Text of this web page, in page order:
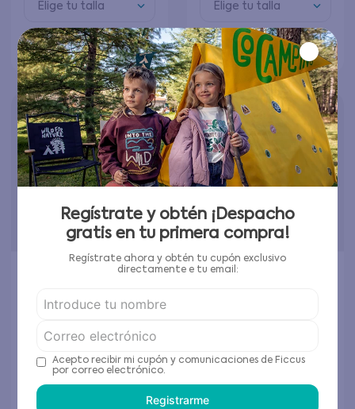
Elige tu talla
Agregar al carrito
Elige tu talla
Agregar al carrito
Pantalón buzo Niña
Elige tu talla Elige tu talla
Regístrate y obtén ¡Despacho
gratis en tu primera compra!
Regístrate ahora y obtén tu cupón exclusivo
directamente e tu email:
Acepto recibir mi cupón y comunicaciones de Ficcus
por correo electrónico.
Registrarme